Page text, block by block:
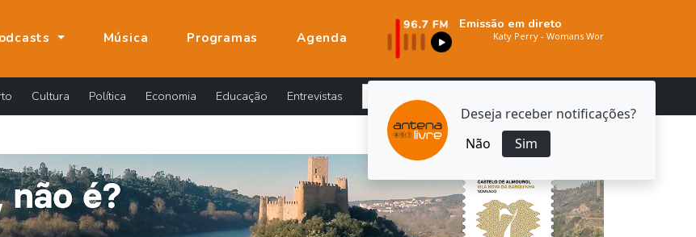
Deseja receber notificações?
Não
Sim
Música Programas Agenda
Emissão em direto
Cultura Política Economia Educação Entrevistas